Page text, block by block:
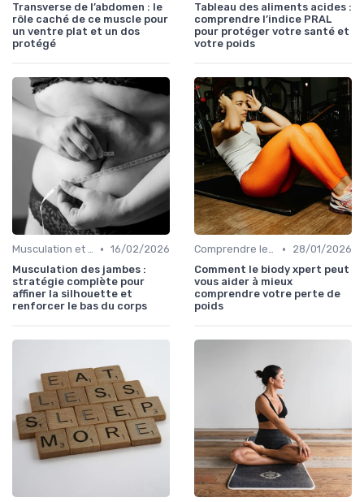
Transverse de l’abdomen : le
rôle caché de ce muscle pour
un ventre plat et un dos
protégé
Tableau des aliments acides :
comprendre l’indice PRAL
pour protéger votre santé et
votre poids
Musculation et tonification • 16/02/2026
Musculation des jambes :
stratégie complète pour
affiner la silhouette et
renforcer le bas du corps
Comprendre les calories •
28/01/2026
Comment le biody xpert peut
vous aider à mieux
comprendre votre perte de
poids